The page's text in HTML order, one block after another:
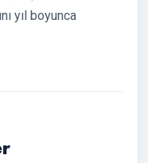
yıl boyunca